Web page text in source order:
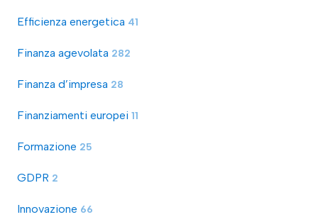
Efficienza energetica 41
Finanza agevolata 282
Finanza d’impresa 28
Finanziamenti europei 11
Formazione 25
GDPR 2
Innovazione 66